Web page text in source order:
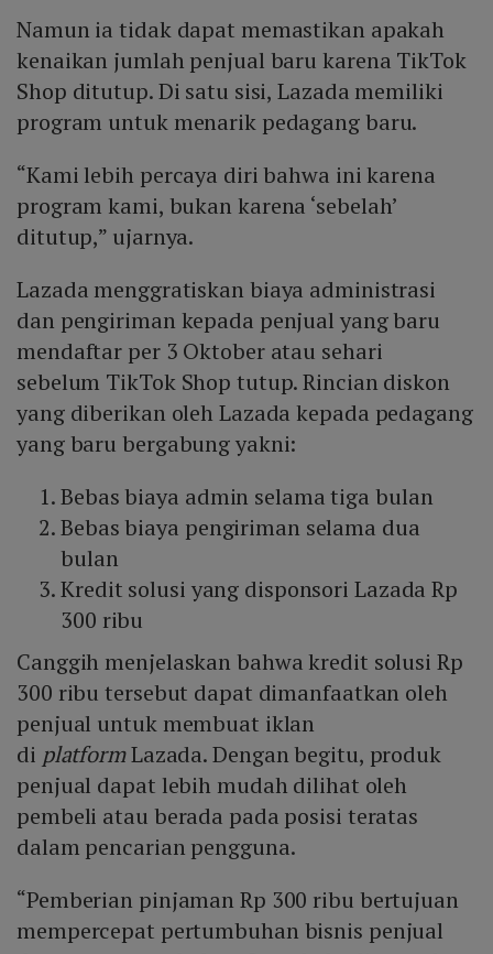
Namun ia tidak dapat memastikan apakah
kenaikan jumlah penjual baru karena TikTok
Shop ditutup. Di satu sisi, Lazada memiliki
program untuk menarik pedagang baru.
“Kami lebih percaya diri bahwa ini karena
program kami, bukan karena ‘sebelah’
ditutup,” ujarnya.
Lazada menggratiskan biaya administrasi
dan pengiriman kepada penjual yang baru
mendaftar per 3 Oktober atau sehari
sebelum TikTok Shop tutup. Rincian diskon
yang diberikan oleh Lazada kepada pedagang
yang baru bergabung yakni:
Bebas biaya admin selama tiga bulan
Bebas biaya pengiriman selama dua
bulan
Kredit solusi yang disponsori Lazada Rp
300 ribu
Canggih menjelaskan bahwa kredit solusi Rp
300 ribu tersebut dapat dimanfaatkan oleh
penjual untuk membuat iklan
di platformLazada. Dengan begitu, produk
penjual dapat lebih mudah dilihat oleh
pembeli atau berada pada posisi teratas
dalam pencarian pengguna.
“Pemberian pinjaman Rp 300 ribu bertujuan
mempercepat pertumbuhan bisnis penjual